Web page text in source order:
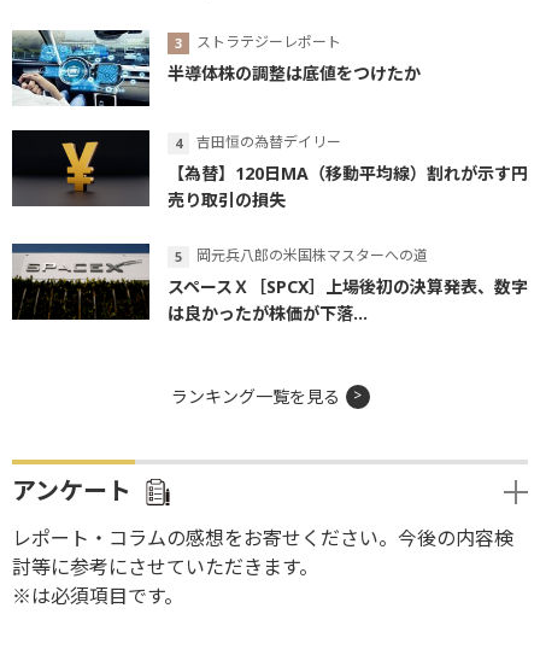
ストラテジーレポート
半導体株の調整は底値をつけたか
吉田恒の為替デイリー
【為替】120日MA（移動平均線）割れが示す円
売り取引の損失
岡元兵八郎の米国株マスターへの道
スペースＸ［SPCX］上場後初の決算発表、数字
は良かったが株価が下落...
ランキング一覧を見る
アンケート
レポート・コラムの感想をお寄せください。今後の内容検
討等に参考にさせていただきます。
※は必須項目です。